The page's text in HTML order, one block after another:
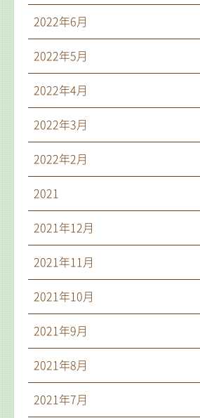
2022年6月
2022年5月
2022年4月
2022年3月
2022年2月
2021
2021年12月
2021年11月
2021年10月
2021年9月
2021年8月
2021年7月